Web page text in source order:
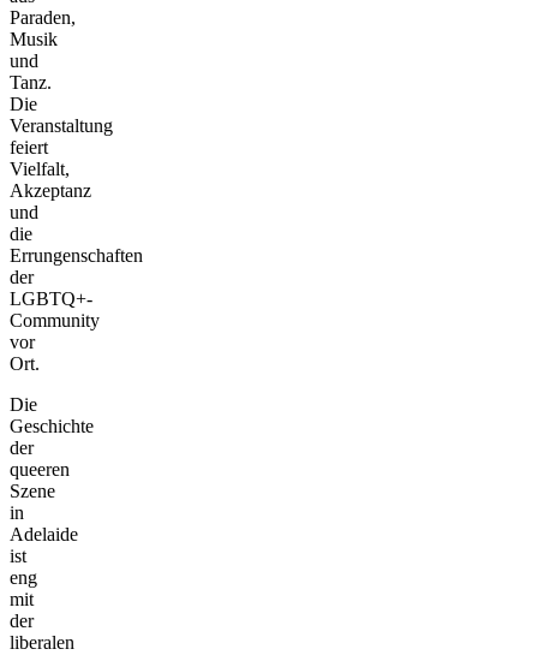
Paraden,
Musik
und
Tanz.
Die
Veranstaltung
feiert
Vielfalt,
Akzeptanz
und
die
Errungenschaften
der
LGBTQ+-
Community
vor
Ort.
Die
Geschichte
der
queeren
Szene
in
Adelaide
ist
eng
mit
der
liberalen